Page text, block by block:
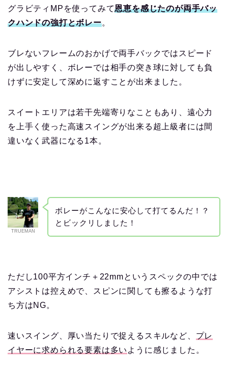
グラビティMPを使ってみて恩恵を感じたのが両手バッ
クハンドの強打とボレー。
ブレないフレームのおかげで両手バックではスピード
が出しやすく、ボレーでは相手の突き球に対しても負
けずに安定して深めに返すことが出来ました。
スイートエリアは若干先端寄りなこともあり、遠心力
を上手く使った高速スイングが出来る超上級者には間
違いなく武器になる1本。
TRUEMAN
ボレーがこんなに安心して打てるんだ！？
とビックリしました！
ただし100平方インチ＋22mmというスペックの中では
アシストは控えめで、スピンに関しても擦るような打
ち方はNG。
速いスイング、厚い当たりで捉えるスキルなど、 プレ
イヤーに求められる要素は多い ように感じました。